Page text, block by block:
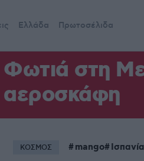
Ελλάδα Πρωτοσέλιδα
Φωτιά στη
αεροσκάφη
ΚΟΣΜΟΣ mango Ισπανία